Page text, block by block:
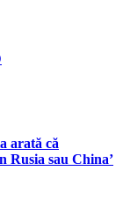
arată că
Rusia sau China’